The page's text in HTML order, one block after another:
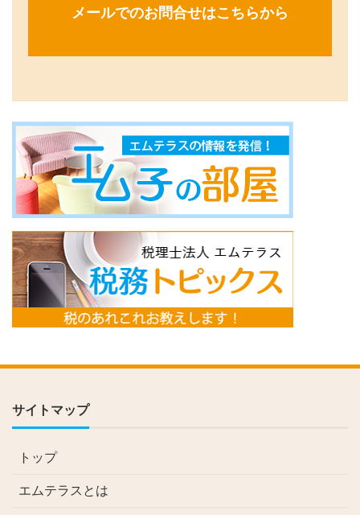
メールでのお問合せはこちらから
サイトマップ
トップ
エムテラスとは